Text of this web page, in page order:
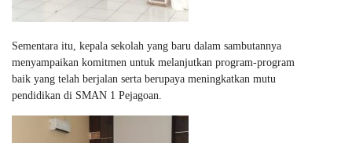
Sementara itu, kepala sekolah yang baru dalam sambutannya
menyampaikan komitmen untuk melanjutkan program-program
baik yang telah berjalan serta berupaya meningkatkan mutu
pendidikan di SMAN 1 Pejagoan.